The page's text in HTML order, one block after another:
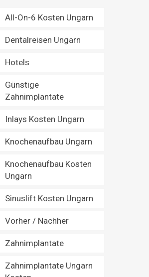
All-On-6 Kosten Ungarn
Dentalreisen Ungarn
Hotels
Günstige
Zahnimplantate
Inlays Kosten Ungarn
Knochenaufbau Ungarn
Knochenaufbau Kosten
Ungarn
Sinuslift Kosten Ungarn
Vorher / Nachher
Zahnimplantate
Zahnimplantate Ungarn